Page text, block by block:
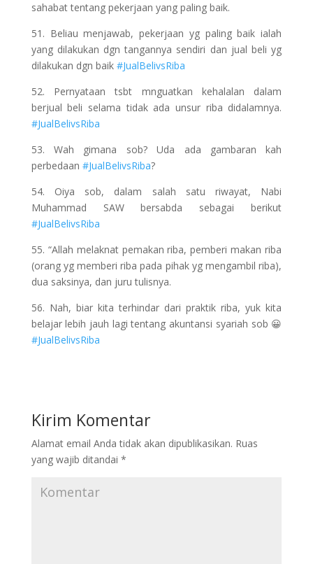
sahabat tentang pekerjaan yang paling baik.
51. Beliau menjawab, pekerjaan yg paling baik ialah
yang dilakukan dgn tangannya sendiri dan jual beli yg
dilakukan dgn baik #JualBelivsRiba
52. Pernyataan tsbt mnguatkan kehalalan dalam
berjual beli selama tidak ada unsur riba didalamnya.
#JualBelivsRiba
53. Wah gimana sob? Uda ada gambaran kah
perbedaan #JualBelivsRiba?
54. Oiya sob, dalam salah satu riwayat, Nabi
Muhammad SAW bersabda sebagai berikut
#JualBelivsRiba
55. “Allah melaknat pemakan riba, pemberi makan riba
(orang yg memberi riba pada pihak yg mengambil riba),
dua saksinya, dan juru tulisnya.
56. Nah, biar kita terhindar dari praktik riba, yuk kita
belajar lebih jauh lagi tentang akuntansi syariah sob 😀
#JualBelivsRiba
Kirim Komentar
Alamat email Anda tidak akan dipublikasikan. Ruas
yang wajib ditandai *